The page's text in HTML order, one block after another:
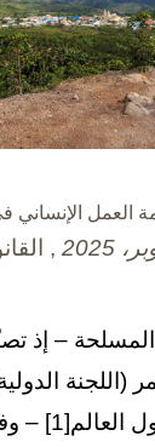
العمل الإنساني
,
المسلحة – إذ
(اللجنة
130 نزاعًا